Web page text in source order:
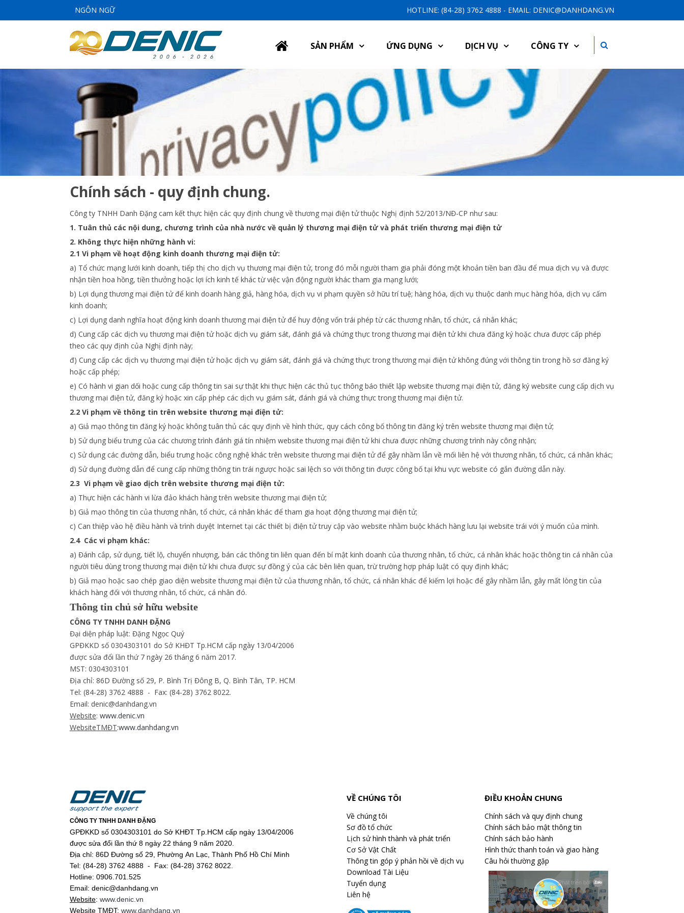
NGÔN NGỮ HOTLINE: (84-28) 3762 4888 - EMAIL: DENIC@DANHDANG.VN
SẢN PHẨM ỨNG DỤNG DỊCH VỤ CÔNG TY
Chính sách - quy định chung.
Công ty TNHH Danh Đặng cam kết thực hiện các quy định chung về thương mại điện tử thuộc Nghị định 52/2013/NĐ-CP như sau:
1. Tuân thủ các nội dung, chương trình của nhà nước về quản lý thương mại điện tử và phát triển thương mại điện tử
2. Không thực hiện những hành vi:
2.1 Vi phạm về hoạt động kinh doanh thương mại điện tử:
a) Tổ chức mạng lưới kinh doanh, tiếp thị cho dịch vụ thương mại điện tử, trong đó mỗi người tham gia phải đóng một khoản tiền ban đầu để mua dịch vụ và được
nhận tiền hoa hồng, tiền thưởng hoặc lợi ích kinh tế khác từ việc vận động người khác tham gia mạng lưới;
b) Lợi dụng thương mại điện tử để kinh doanh hàng giả, hàng hóa, dịch vụ vi phạm quyền sở hữu trí tuệ; hàng hóa, dịch vụ thuộc danh mục hàng hóa, dịch vụ cấm
kinh doanh;
c) Lợi dụng danh nghĩa hoạt động kinh doanh thương mại điện tử để huy động vốn trái phép từ các thương nhân, tổ chức, cá nhân khác;
d) Cung cấp các dịch vụ thương mại điện tử hoặc dịch vụ giám sát, đánh giá và chứng thực trong thương mại điện tử khi chưa đăng ký hoặc chưa được cấp phép
theo các quy định của Nghị định này;
đ) Cung cấp các dịch vụ thương mại điện tử hoặc dịch vụ giám sát, đánh giá và chứng thực trong thương mại điện tử không đúng với thông tin trong hồ sơ đăng ký
hoặc cấp phép;
e) Có hành vi gian dối hoặc cung cấp thông tin sai sự thật khi thực hiện các thủ tục thông báo thiết lập website thương mại điện tử, đăng ký website cung cấp dịch vụ
thương mại điện tử, đăng ký hoặc xin cấp phép các dịch vụ giám sát, đánh giá và chứng thực trong thương mại điện tử.
2.2 Vi phạm về thông tin trên website thương mại điện tử:
a) Giả mạo thông tin đăng ký hoặc không tuân thủ các quy định về hình thức, quy cách công bố thông tin đăng ký trên website thương mại điện tử;
b) Sử dụng biểu trưng của các chương trình đánh giá tín nhiệm website thương mại điện tử khi chưa được những chương trình này công nhận;
c) Sử dụng các đường dẫn, biểu trưng hoặc công nghệ khác trên website thương mại điện tử để gây nhầm lẫn về mối liên hệ với thương nhân, tổ chức, cá nhân khác;
d) Sử dụng đường dẫn để cung cấp những thông tin trái ngược hoặc sai lệch so với thông tin được công bố tại khu vực website có gắn đường dẫn này.
2.3 Vi phạm về giao dịch trên website thương mại điện tử:
a) Thực hiện các hành vi lừa đảo khách hàng trên website thương mại điện tử;
b) Giả mạo thông tin của thương nhân, tổ chức, cá nhân khác để tham gia hoạt động thương mại điện tử;
c) Can thiệp vào hệ điều hành và trình duyệt Internet tại các thiết bị điện tử truy cập vào website nhằm buộc khách hàng lưu lại website trái với ý muốn của mình.
2.4 Các vi phạm khác:
a) Đánh cắp, sử dụng, tiết lộ, chuyển nhượng, bán các thông tin liên quan đến bí mật kinh doanh của thương nhân, tổ chức, cá nhân khác hoặc thông tin cá nhân của
người tiêu dùng trong thương mại điện tử khi chưa được sự đồng ý của các bên liên quan, trừ trường hợp pháp luật có quy định khác;
b) Giả mạo hoặc sao chép giao diện website thương mại điện tử của thương nhân, tổ chức, cá nhân khác để kiếm lợi hoặc để gây nhầm lẫn, gây mất lòng tin của
khách hàng đối với thương nhân, tổ chức, cá nhân đó.
Thông tin chủ sở hữu website
CÔNG TY TNHH DANH ĐẶNG
Đại diện pháp luật: Đặng Ngọc Quý
GPĐKKD số 0304303101 do Sở KHĐT Tp.HCM cấp ngày 13/04/2006
được sửa đổi lần thứ 7 ngày 26 tháng 6 năm 2017.
MST: 0304303101
Địa chỉ: 86D Đường số 29, P. Bình Trị Đông B, Q. Bình Tân, TP. HCM
Tel: (84-28) 3762 4888 - Fax: (84-28) 3762 8022.
Email: denic@danhdang.vn
Website: www.denic.vn
WebsiteTMĐT:www.danhdang.vn
CÔNG TY TNHH DANH ĐẶNG
GPĐKKD số 0304303101 do Sở KHĐT Tp.HCM cấp ngày 13/04/2006
được sửa đổi lần thứ 8 ngày 22 tháng 9 năm 2020.
Địa chỉ: 86D Đường số 29, Phường An Lạc, Thành Phố Hồ Chí Minh
Tel: (84-28) 3762 4888 - Fax: (84-28) 3762 8022.
Hotline: 0906.701.525
Email: denic@danhdang.vn
Website: www.denic.vn
Website TMĐT: www.danhdang.vn
VỀ CHÚNG TÔI
Về chúng tôi
Sơ đồ tổ chức
Lịch sử hình thành và phát triển
Cơ Sở Vật Chất
Thông tin góp ý phản hồi về dịch vụ
Download Tài Liệu
Tuyển dụng
Liên hệ
ĐIỀU KHOẢN CHUNG
Chính sách và quy định chung
Chính sách bảo mật thông tin
Chính sách bảo hành
Hình thức thanh toán và giao hàng
Câu hỏi thường gặp